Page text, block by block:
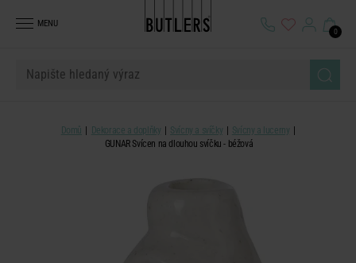
MENU
0
Domů Dekorace a doplňky Svícny a svíčky
Svícny a lucerny
GUNAR Svícen na dlouhou svíčku - béžová